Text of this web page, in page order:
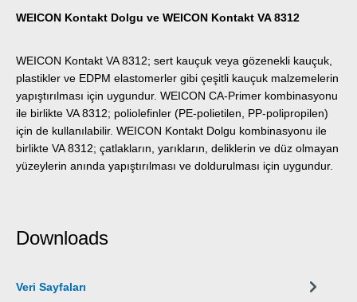
WEICON Kontakt Dolgu ve WEICON Kontakt VA 8312
WEICON Kontakt VA 8312; sert kauçuk veya gözenekli kauçuk,
plastikler ve EDPM elastomerler gibi çeşitli kauçuk malzemelerin
yapıştırılması için uygundur. WEICON CA-Primer kombinasyonu
ile birlikte VA 8312; poliolefinler (PE-polietilen, PP-polipropilen)
için de kullanılabilir. WEICON Kontakt Dolgu kombinasyonu ile
birlikte VA 8312; çatlakların, yarıkların, deliklerin ve düz olmayan
yüzeylerin anında yapıştırılması ve doldurulması için uygundur.
Downloads
Veri Sayfaları